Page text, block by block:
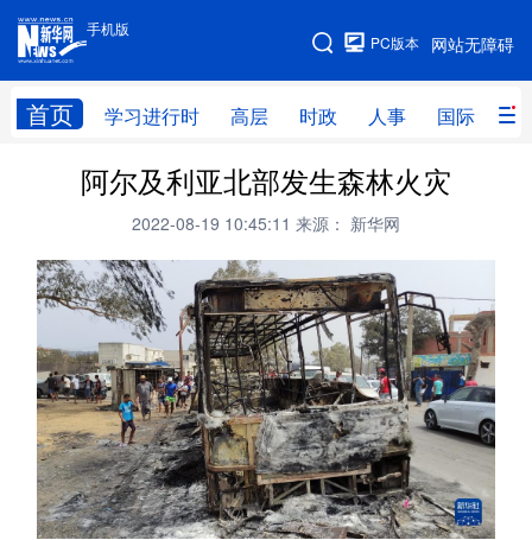
手机版
网站无障碍
PC版本
首页 学习进行时 高层 时政 人事 国际 财
手机版
网站地图
学习进行时 高层 时政 人事
财经 网评
台湾 思客智库 全球连线
科创 量子 体育
文化 书画 健康 军事
访谈 视频 图片 政务
法律 中央文件 金融 汽车
食品 人居 信息化 数字经济
阿尔及利亚北部发生森林火灾
2022-08-19 10:45:11 来源： 新华网